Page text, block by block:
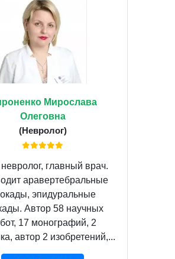
Мирослава
Олеговна
(Невролог)
главный врач.
аравертебральные
эпидуральные
Автор 58 научных
17 монографий, 2
автор 2 изобретений,...